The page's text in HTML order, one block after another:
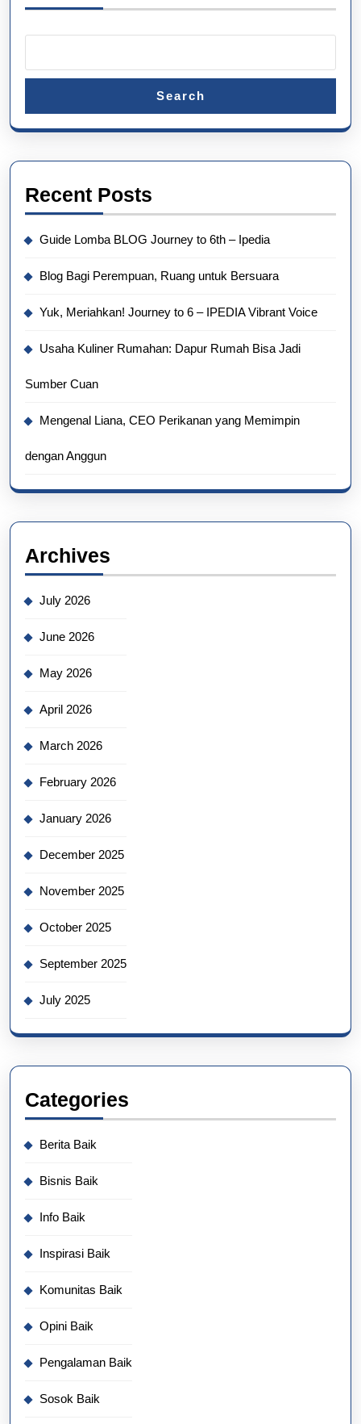
Search
Recent Posts
Guide Lomba BLOG Journey to 6th – Ipedia
Blog Bagi Perempuan, Ruang untuk Bersuara
Yuk, Meriahkan! Journey to 6 – IPEDIA Vibrant Voice
Usaha Kuliner Rumahan: Dapur Rumah Bisa Jadi
Sumber Cuan
Mengenal Liana, CEO Perikanan yang Memimpin
dengan Anggun
Archives
July 2026
June 2026
May 2026
April 2026
March 2026
February 2026
January 2026
December 2025
November 2025
October 2025
September 2025
July 2025
Categories
Berita Baik
Bisnis Baik
Info Baik
Inspirasi Baik
Komunitas Baik
Opini Baik
Pengalaman Baik
Sosok Baik